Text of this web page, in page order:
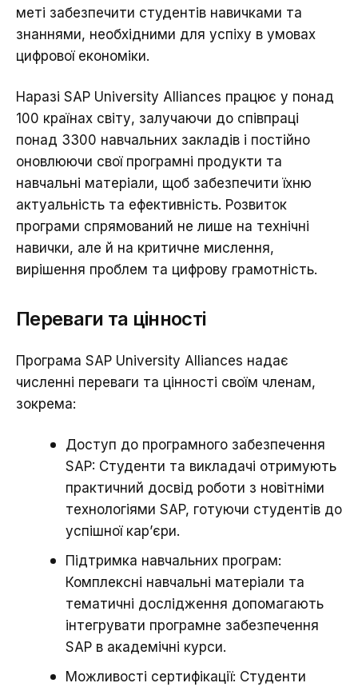
меті забезпечити студентів навичками та
знаннями, необхідними для успіху в умовах
цифрової економіки.
Наразі SAP University Alliances працює у понад
100 країнах світу, залучаючи до співпраці
понад 3300 навчальних закладів і постійно
оновлюючи свої програмні продукти та
навчальні матеріали, щоб забезпечити їхню
актуальність та ефективність. Розвиток
програми спрямований не лише на технічні
навички, але й на критичне мислення,
вирішення проблем та цифрову грамотність.
Переваги та цінності
Програма SAP University Alliances надає
численні переваги та цінності своїм членам,
зокрема:
Доступ до програмного забезпечення
SAP: Студенти та викладачі отримують
практичний досвід роботи з новітніми
технологіями SAP, готуючи студентів до
успішної кар’єри.
Підтримка навчальних програм:
Комплексні навчальні матеріали та
тематичні дослідження допомагають
інтегрувати програмне забезпечення
SAP в академічні курси.
Можливості сертифікації: Студенти